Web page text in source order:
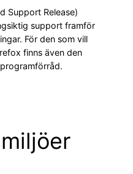
Support Release)
support framför
För den som vill
finns även den